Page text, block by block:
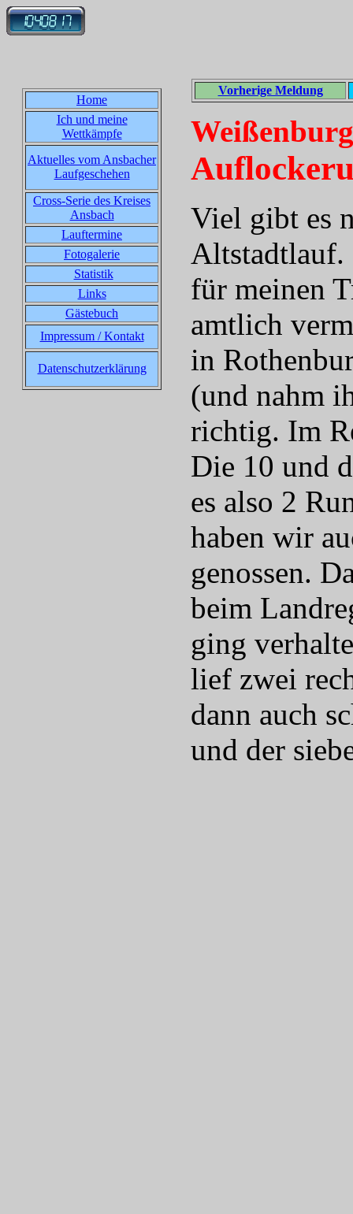
Home
Ich und meine
Wettkämpfe
Aktuelles vom Ansbacher
Laufgeschehen
Cross-Serie des Kreises
Ansbach
Lauftermine
Fotogalerie
Statistik
Links
Gästebuch
Impressum / Kontakt
Datenschutzerklärung
Vorherige Meldung
Viel gibt es
Altstadtlauf.
für meinen
amtlich
in
(und nahm
richtig. Im
Die 10 und
es also 2
haben wir
genossen.
beim
ging
lief zwei
dann auch
und der